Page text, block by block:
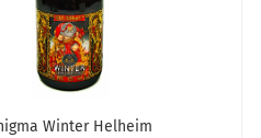
Winter Helheim